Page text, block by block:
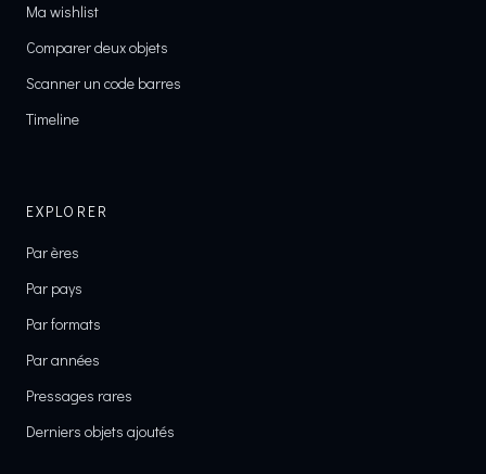
Ma wishlist
Comparer deux objets
Scanner un code barres
Timeline
EXPLORER
Par ères
Par pays
Par formats
Par années
Pressages rares
Derniers objets ajoutés